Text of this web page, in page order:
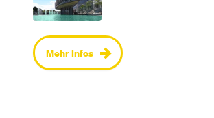
Mehr Infos